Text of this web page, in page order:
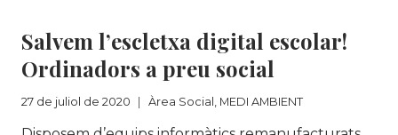
Salvem l’escletxa digital escolar!
Ordinadors a preu social
27 de juliol de 2020 Àrea Social , MEDI AMBIENT